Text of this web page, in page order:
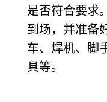
是否符合要求
到场，并准备
车、焊机、脚
具等。